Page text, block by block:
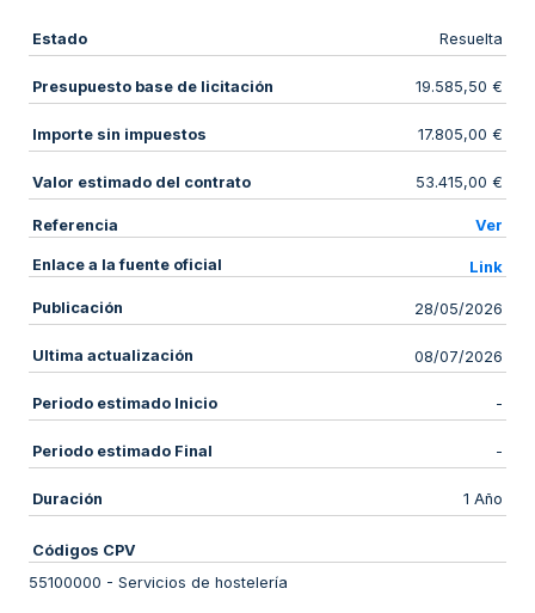
Estado Resuelta
Presupuesto base de licitación 19.585,50 €
Importe sin impuestos 17.805,00 €
Valor estimado del contrato 53.415,00 €
Referencia Ver
Enlace a la fuente oficial Link
Publicación 28/05/2026
Ultima actualización 08/07/2026
Periodo estimado Inicio -
Periodo estimado Final -
Duración 1 Año
Códigos CPV
55100000 - Servicios de hostelería